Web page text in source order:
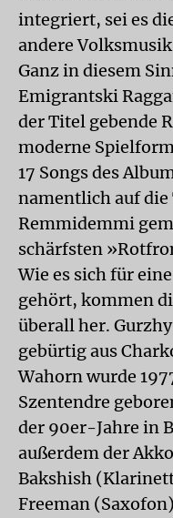
integriert, sei es
andere
Ganz in diesem
Emigrantski
der Titel gebende
moderne
17 Songs des
namentlich auf
Remmidemmi
schärfsten
Wie es sich für
gehört, kommen
überall her.
gebürtig aus
Wahorn wurde
Szentendre
der 90er-Jahre in
außerdem der
Bakshish
Freeman